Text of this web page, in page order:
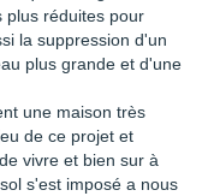
plus réduites pour
la suppression d'un
plus grande et d'une
une maison très
de ce projet et
vivre et bien sur à
s'est imposé a nous